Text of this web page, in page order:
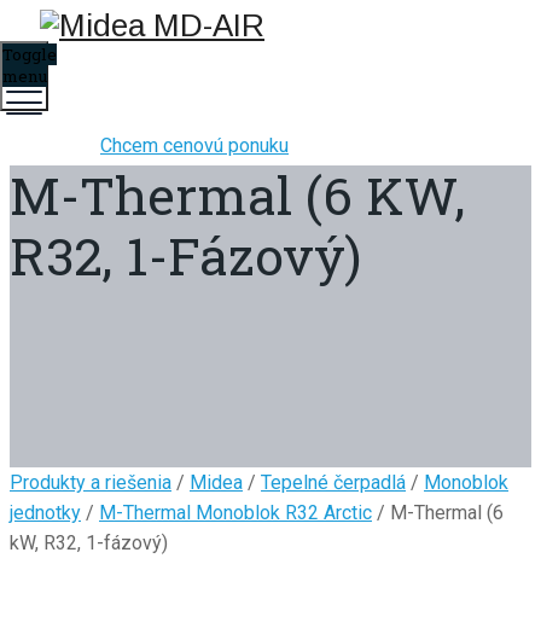
Chcem cenovú ponuku
Toggle
menu
M-Thermal (6 KW,
R32, 1-Fázový)
Produkty a riešenia / Midea / Tepelné čerpadlá / Monoblok
jednotky / M-Thermal Monoblok R32 Arctic / M-Thermal (6
kW, R32, 1-fázový)